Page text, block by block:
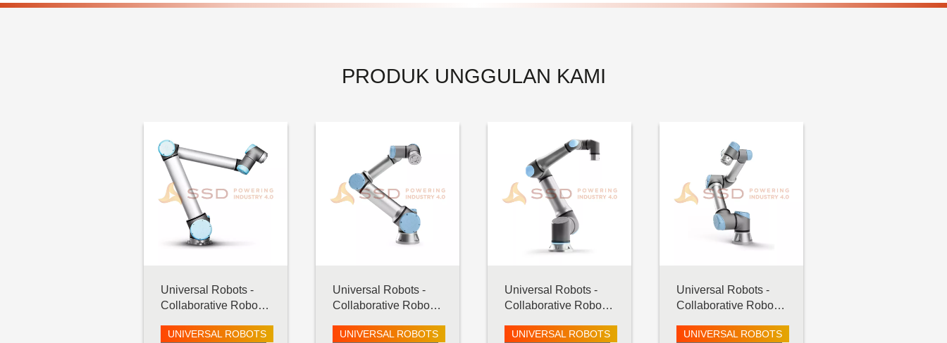
MOBILE INDUSTRIAL
MITSUBISHI ELECTRIC
AUTONICS
WEIDMULLER
ORIENTAL MOTOR
CKD
ESI TECHNOLOGY
PRODUK UNGGULAN KAMI
Universal Robots -
Collaborative Robot -
UNIVERSAL ROBOTS
Universal Robots -
Collaborative Robot -
UNIVERSAL ROBOTS
Universal Robots -
Collaborative Robot -
UNIVERSAL ROBOTS
Universal Robots -
Collaborative Robot -
UNIVERSAL ROBOTS